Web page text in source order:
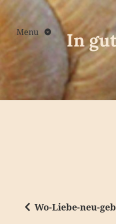
Skip
to
contentMenu In
Wo-Liebe-neu-